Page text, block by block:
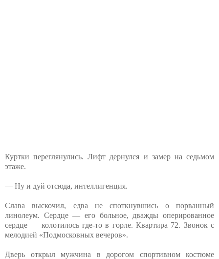
Куртки переглянулись. Лифт дернулся и замер на седьмом
этаже.
— Ну и дуй отсюда, интеллигенция.
Слава выскочил, едва не споткнувшись о порванный
линолеум. Сердце — его больное, дважды оперированное
сердце — колотилось где-то в горле. Квартира 72. Звонок с
мелодией «Подмосковных вечеров».
Дверь открыл мужчина в дорогом спортивном костюме